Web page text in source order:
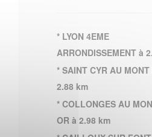
* LYON 4EME
ARRONDISSEMENT à
* SAINT CYR AU MONT
2.88 km
* COLLONGES AU
OR à 2.98 km